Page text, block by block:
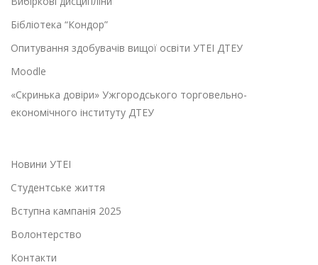
Бібліотека “Кондор”
Опитування здобувачів вищої освіти УТЕІ ДТЕУ
Moodle
«Скринька довіри» Ужгородського торговельно-
економічного інституту ДТЕУ
Новини УТЕІ
Студентське життя
Вступна кампанія 2025
Волонтерство
Контакти